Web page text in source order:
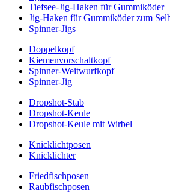
Tiefsee-Jig-Haken für Gummiköder
Jig-Haken für Gummiköder zum
Spinner-Jigs
Doppelkopf
Kiemenvorschaltkopf
Spinner-Weitwurfkopf
Spinner-Jig
Dropshot-Stab
Dropshot-Keule
Dropshot-Keule mit Wirbel
Knicklichtposen
Knicklichter
Friedfischposen
Raubfischposen